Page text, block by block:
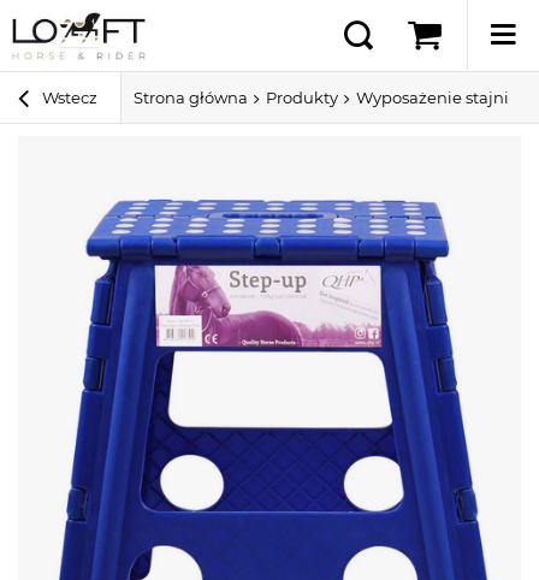
Wstecz Strona główna Produkty Wyposażenie stajni i